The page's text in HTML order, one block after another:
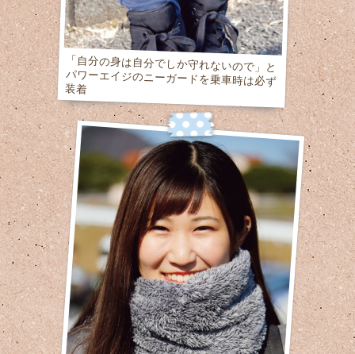
「自分の身は自分でしか守れないので」と
パワーエイジのニーガードを乗車時は必ず
装着